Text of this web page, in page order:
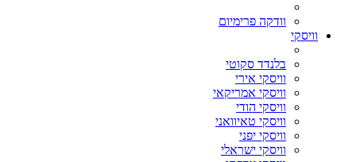
וודקה פרימיום
וויסקי
בלנדד סקוטי
וויסקי אירי
וויסקי אמריקאי
וויסקי הודי
וויסקי טאיוואני
וויסקי יפני
וויסקי ישראלי